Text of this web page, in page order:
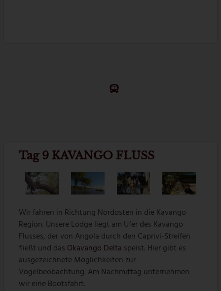
Tag 9 KAVANGO FLUSS
Wir fahren in Richtung Nordosten in die Kavango
Region. Unsere Lodge liegt am Ufer des Kavango
Flusses, der von Angola durch den Caprivi-Streifen
fließt und das Okavango Delta speist. Hier gibt es
ausgezeichnete Möglichkeiten zur
Vogelbeobachtung. Am Nachmittag unternehmen
wir eine Bootsfahrt.